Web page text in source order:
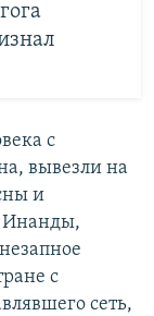
с
вывезли на
и
Инанды,
с
сеть,